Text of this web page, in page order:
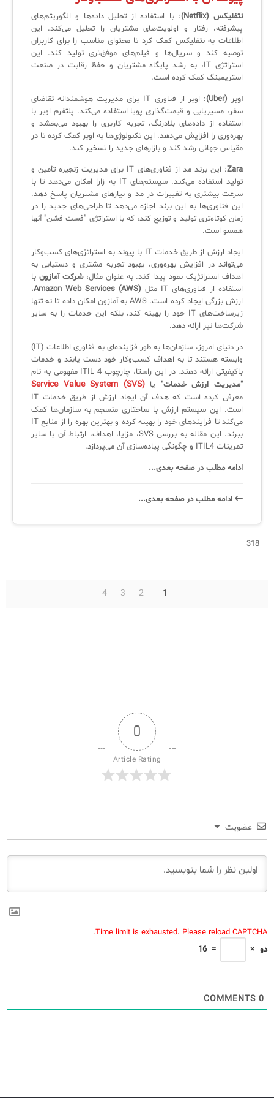
نتفلیکس (Netflix)
: با استفاده از تحلیل داده‌ها و الگوریتم‌های
پیشرفته، رفتار و اولویت‌های مشتریان را تحلیل می‌کند. این
اطلاعات به نتفلیکس کمک کرد تا محتوای مناسب را برای کاربران
توصیه کند و سریال‌ها و فیلم‌های موفق‌تری تولید کند. این
استراتژی IT، به رشد پایگاه مشتریان و حفظ رقابت در صنعت
استریمینگ کمک کرده است.
اوبر(Uber)
: اوبر از فناوری IT برای مدیریت هوشمندانه تقاضای
سفر، مسیریابی و قیمت‌گذاری پویا استفاده می‌کند. پلتفرم اوبر با
استفاده از داده‌های بلادرنگ، تجربه کاربری را بهبود می‌بخشد و
بهره‌وری را افزایش می‌دهد. این تکنولوژی‌ها به اوبر کمک کرده تا در
مقیاس جهانی رشد کند و بازارهای جدید را تسخیر کند.
Zara
: این برند مد از فناوری‌های IT برای مدیریت زنجیره تأمین و
تولید استفاده می‌کند. سیستم‌های IT به زارا امکان می‌دهد تا با
سرعت بیشتری به تغییرات در مد و نیازهای مشتریان پاسخ دهد.
این فناوری‌ها به این برند اجازه می‌دهد تا طراحی‌های جدید را در
زمان کوتاه‌تری تولید و توزیع کند، که با استراتژی "فست فشن" آنها
همسو است.
ایجاد ارزش از طریق خدمات IT با پیوند به استراتژی‌های کسب‌وکار
می‌تواند در افزایش بهره‌وری، بهبود تجربه مشتری و دستیابی به
اهداف استراتژیک نمود پیدا کند. به عنوان مثال،شرکت آمازون با
استفاده از فناوری‌های IT مثل
Amazon Web Services (AWS)،
ارزش بزرگی ایجاد کرده است. AWS به آمازون امکان داده تا نه تنها
زیرساخت‌های IT خود را بهینه کند، بلکه این خدمات را به سایر
شرکت‌ها نیز ارائه دهد.
در دنیای امروز، سازمان‌ها به طور فزاینده‌ای به فناوری اطلاعات (IT)
وابسته هستند تا به اهداف کسب‌وکار خود دست یابند و خدمات
باکیفیتی ارائه دهند. در این راستا، چارچوب ITIL 4 مفهومی به نام
"مدیریت ارزش خدمات" یا Service Value System (SVS)
معرفی کرده است که هدف آن ایجاد ارزش از طریق خدمات IT
است. این سیستم ارزش با ساختاری منسجم به سازمان‌ها کمک
می‌کند تا فرایندهای خود را بهینه کرده و بهترین بهره را از منابع IT
ببرند. این مقاله به بررسی SVS، مزایا، اهداف، ارتباط آن با سایر
تمرینات ITIL4 و چگونگی پیاده‌سازی آن می‌پردازد.
ادامه مطلب در صفحه بعدی...
ادامه‌ مطلب در صفحه‌ بعدی...
318
1
2
3
4
0
Article Rating
عضویت
Time limit is exhausted. Please reload CAPTCHA.
دو ×
=
16
0
✦
مدیریت خدمات سازمانی
سرویس دسک پلاس MSP
اندپوینت سنترال [سامانه مدیریت نقاط پایانی]
◆
Log360 ابزار SIEM
برنامه‌ساز هوشمند App Creator
سامانه مدیریت امنیت اطلاعات
✧
سلف سرویس کاربران
سامانه مدیریت دارایی‌ها [Asset Explorer]
سامانه مدیریت پشتیبانی مشتریان
DDI
◉
ManageEngine Malware Protection Plus
✦
مدیریت خدمات منابع انسانی
CIs Control
مجموعه راهکارهای آیناک
✦
آموزش سیستم مدیریت خدمات فناوری اطلاعات
نکته‌های کلیدی برای مدیر انفورماتیک
آموزش‌ ویدیویی مفاهیم سرویس دسک
ITIL & SDP
◆
آموزش فارسی ITIL4
چارچوب ITIL برای همه
آرشیو دانلودهای مدانت
لیست دوره‌ها
مقالات آموزشی